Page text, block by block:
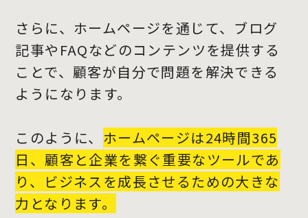
さらに、ホームページを通じて、ブログ
記事やFAQなどのコンテンツを提供する
ことで、顧客が自分で問題を解決できる
ようになります。
このように、 ホームページは24時間365
日、顧客と企業を繋ぐ重要なツールであ
り、ビジネスを成長させるための大きな
力となります。